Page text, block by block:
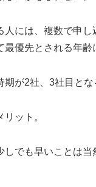
人には、複数で申
最優先とされる年齢
期が2社、3社目とな
ット。
しでも早いことは当